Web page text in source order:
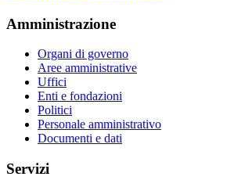
Amministrazione
Organi di governo
Aree amministrative
Uffici
Enti e fondazioni
Politici
Personale amministrativo
Documenti e dati
Servizi